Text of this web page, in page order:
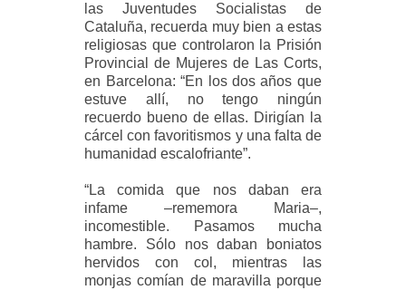
las Juventudes Socialistas de
Cataluña, recuerda muy bien a estas
religiosas que controlaron la Prisión
Provincial de Mujeres de Las Corts,
en Barcelona: “En los dos años que
estuve allí, no tengo ningún
recuerdo bueno de ellas. Dirigían la
cárcel con favoritismos y una falta de
humanidad escalofriante”.
“La comida que nos daban era
infame –rememora Maria–,
incomestible. Pasamos mucha
hambre. Sólo nos daban boniatos
hervidos con col, mientras las
monjas comían de maravilla porque